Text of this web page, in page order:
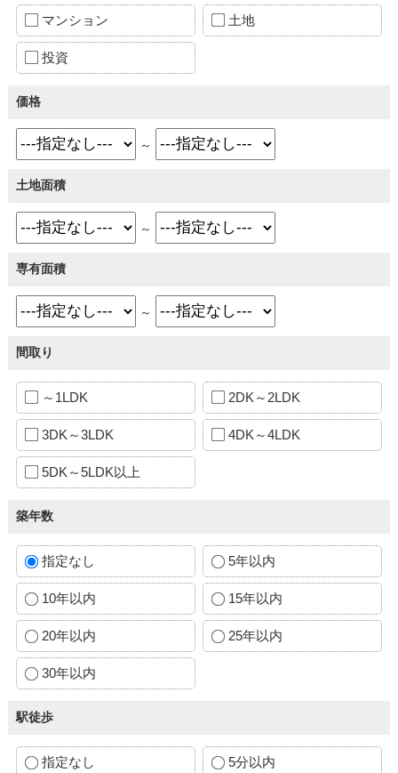
マンション 土地
投資
価格
～
土地面積
～
専有面積
～
間取り
～1LDK 2DK～2LDK
3DK～3LDK 4DK～4LDK
5DK～5LDK以上
築年数
指定なし 5年以内
10年以内 15年以内
20年以内 25年以内
30年以内
駅徒歩
指定なし 5分以内